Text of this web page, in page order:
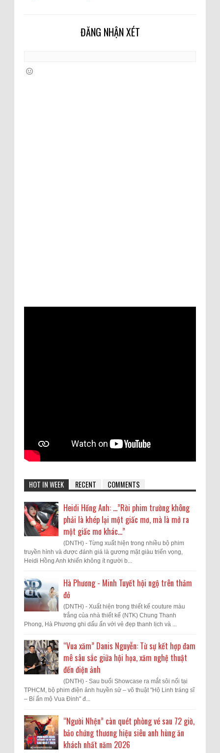
ĐĂNG NHẬN XÉT
HOT IN WEEK RECENT COMMENTS
Heidi Hồng Anh: …”Rời phim trường không
phải là khép lại một giấc mơ, mà là mở ra
một giấc mơ khác...”
(DNTH) - Từng xuất hiện trong nhiều bộ phim
truyền hình và được đánh giá là gương mặt giàu triển vọng,
Heidi Hồng Anh khiến không ít người b...
Hà Phương - Minh Tuyết hội ngộ trên thảm
đỏ
(DNTH) - Xuất hiện trong thiết kế couture màu
trắng của nhà thiết kế (NTK) Chung Thanh
Phong, Hà Phương ghi dấu ấn với vẻ đẹp thanh lịch và ...
“Vua xăm” Danis Nguyễn: Từ sự kết hợp đam
mê sâu sắc giữa hội họa, xăm nghệ thuật
đến điện ảnh
(DNTH) - Sau buổi Showcase ra mắt sôi nổi tại
TPHCM, bộ phim điện ảnh huyền sử – võ thuật "Hộ Linh tráng sĩ
– Bí ẩn mộ Vua Đinh" đ...
“Người Nhện” càn quét phòng vé sau 72 giờ,
bảo chứng thương hiệu siêu anh hùng ăn
khách nhất năm 2026